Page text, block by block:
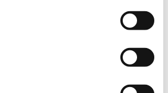
klo 16.00. Liput Kinokellariin voi